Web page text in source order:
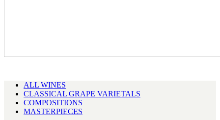
ALL WINES
CLASSICAL GRAPE VARIETALS
COMPOSITIONS
MASTERPIECES